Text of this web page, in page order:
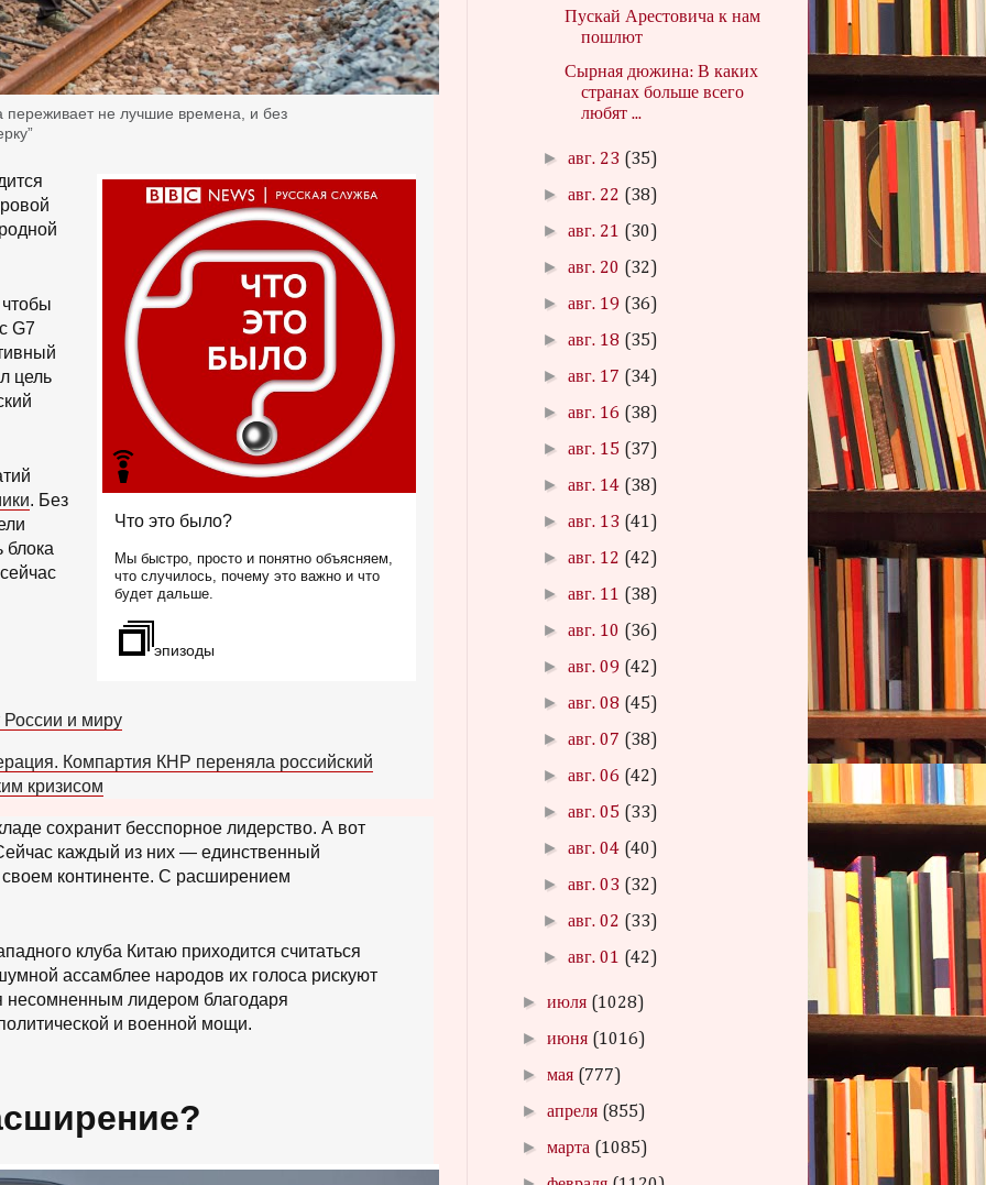
не лучшие времена, и без
о
д
к
а
с
т
в
и
п
р
л
ч
н
Что это было?
Мы быстро, просто и понятно объясняем,
что случилось, почему это важно и что
будет дальше.
эпизоды
о
е
ц
с
т
о
и
Р
е
к
а
G7
цель
. Без
блока
России и миру
Компартия КНР переняла российский
кризисом
сохранит бесспорное лидерство. А вот
каждый из них — единственный
континенте. С расширением
клуба Китаю приходится считаться
ассамблее народов их голоса рискуют
несомненным лидером благодаря
и военной мощи.
Пускай Арестовича к нам
пошлют
Сырная дюжина: В каких
странах больше всего
любят ...
►авг. 23 (35)
►авг. 22 (38)
►авг. 21 (30)
►авг. 20 (32)
►авг. 19 (36)
►авг. 18 (35)
►авг. 17 (34)
►авг. 16 (38)
►авг. 15 (37)
►авг. 14 (38)
►авг. 13 (41)
►авг. 12 (42)
►авг. 11 (38)
►авг. 10 (36)
►авг. 09 (42)
►авг. 08 (45)
►авг. 07 (38)
►авг. 06 (42)
►авг. 05 (33)
►авг. 04 (40)
►авг. 03 (32)
►авг. 02 (33)
►авг. 01 (42)
►июля (1028)
►июня (1016)
►мая (777)
►апреля (855)
►марта (1085)